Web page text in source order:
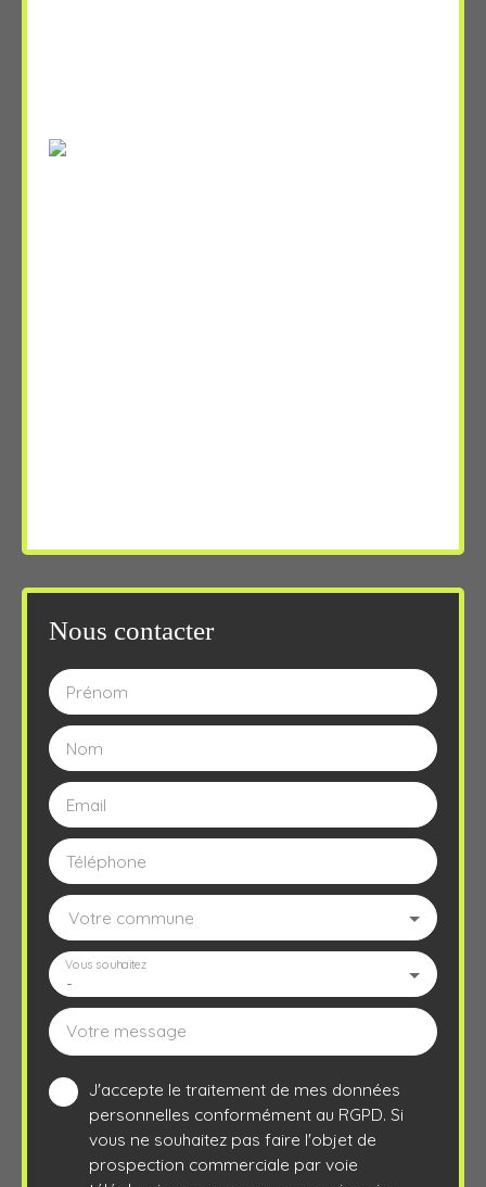
Nous contacter
Prénom
Nom
Email
Téléphone
Votre commune
-
Vous souhaitez
Votre message
J'accepte le traitement de mes données
personnelles conformément au RGPD. Si
vous ne souhaitez pas faire l'objet de
prospection commerciale par voie